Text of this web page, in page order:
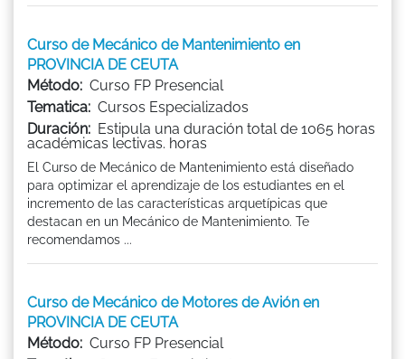
Curso de Mecánico de Mantenimiento en
PROVINCIA DE CEUTA
Método: Curso FP Presencial
Tematica: Cursos Especializados
Duración: Estipula una duración total de 1065 horas
académicas lectivas. horas
El Curso de Mecánico de Mantenimiento está diseñado
para optimizar el aprendizaje de los estudiantes en el
incremento de las características arquetípicas que
destacan en un Mecánico de Mantenimiento. Te
recomendamos ...
Curso de Mecánico de Motores de Avión en
PROVINCIA DE CEUTA
Método: Curso FP Presencial